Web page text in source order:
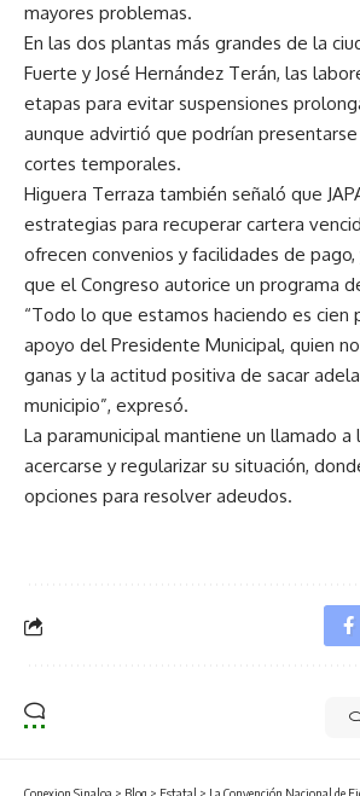
mayores problemas.
En las dos plantas más grandes de la
Fuerte y José Hernández Terán, las
etapas para evitar suspensiones
aunque advirtió que podrían
cortes temporales.
Higuera Terraza también señaló que
estrategias para recuperar cartera
ofrecen convenios y facilidades de
que el Congreso autorice un programa
“Todo lo que estamos haciendo es cien
apoyo delPresidente Municipal, quien
ganas y la actitud positiva de sacar
municipio”, expresó.
La paramunicipalmantiene un llamado a
acercarse y regularizar su situación,
opciones para resolver adeudos.